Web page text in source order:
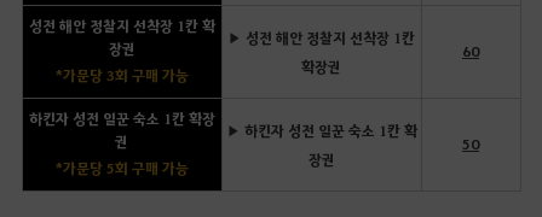
성전 해안 정찰지 선착장 1칸 확
장권
*가문당 3회 구매 가능
▶ 성전 해안 정찰지 선착장 1칸
확장권
60
하킨자 성전 일꾼 숙소 1칸 확장
권
*가문당 5회 구매 가능
▶ 하킨자 성전 일꾼 숙소 1칸 확
장권
50